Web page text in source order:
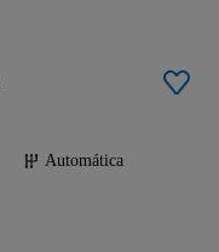
Automática